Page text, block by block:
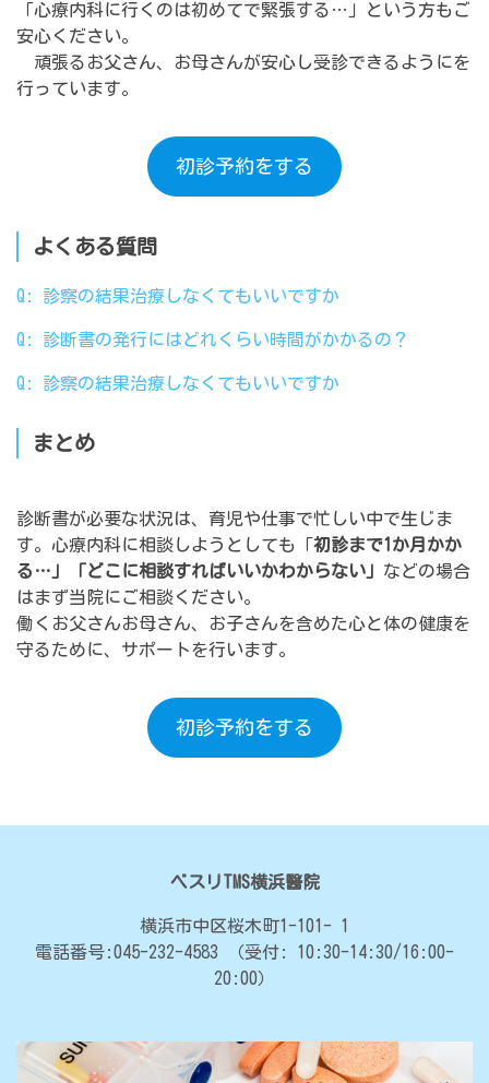
「心療内科に行くのは初めてで緊張する…」という方もご
安心ください。
頑張るお父さん、お母さんが安心し受診できるようにを
行っています。
初診予約をする
よくある質問
Q: 診察の結果治療しなくてもいいですか
Q: 診断書の発行にはどれくらい時間がかかるの？
Q: 診察の結果治療しなくてもいいですか
まとめ
診断書が必要な状況は、育児や仕事で忙しい中で生じま
す。心療内科に相談しようとしても「初診まで1か月かか
る…」「どこに相談すればいいかわからない」 などの場合
はまず当院にご相談ください。
働くお父さんお母さん、お子さんを含めた心と体の健康を
守るために、サポートを行います。
初診予約をする
ベスリTMS横浜醫院
横浜市中区桜木町1-101- 1
電話番号:045-232-4583
（受付: 10:30-14:30/16:00-
20:00）